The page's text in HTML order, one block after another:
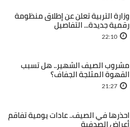
وزارة التربية تعلن عن إطلاق منظومة
رقمية جديدة... التفاصيل
22:10
مشروب الصيف الشهير.. هل تسبب
القهوة المثلجة الجفاف؟
21:27
احذرها في الصيف.. عادات يومية تفاقم